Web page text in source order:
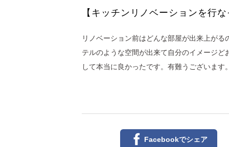
【キッチンリノベーションを行な
リノベーション前はどんな部屋が出来上が
テルのような空間が出来て自分のイメージ
して本当に良かったです。有難うございます。
Facebookでシェア